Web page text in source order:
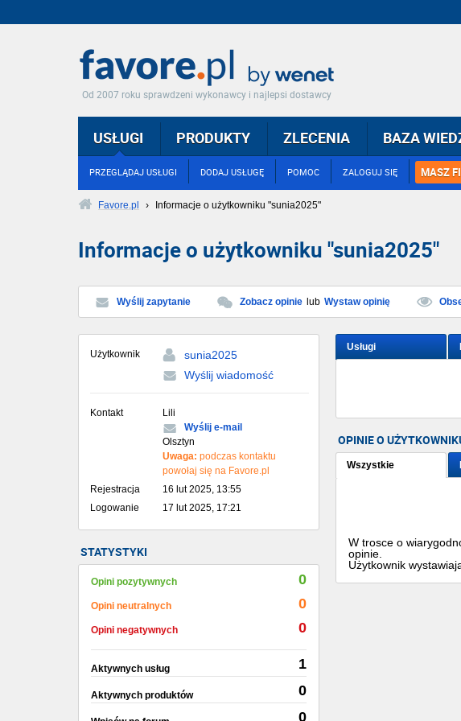
Od 2007 roku sprawdzeni wykonawcy i najlepsi dostawcy
USŁUGI
PRZEGLĄDAJ USŁUGI DODAJ USŁUGĘ POMOC ZALOGUJ SIĘ MASZ
PRODUKTY ZLECENIA BAZA
Favore.pl › Informacje o użytkowniku "sunia2025"
Informacje o użytkowniku "sunia2025"
Wyślij zapytanie Zobacz opinie lub Wystaw opinię
Użytkownik
sunia2025
Wyślij wiadomość
Kontakt
Lili
Wyślij e-mail
Olsztyn
Uwaga: podczas kontaktu
powołaj się na Favore.pl
Rejestracja
16 lut 2025, 13:55
Logowanie
17 lut 2025, 17:21
STATYSTYKI
Opini pozytywnych 0
Opini neutralnych 0
Opini negatywnych 0
Aktywnych usług 1
Aktywnych produktów 0
0
Usługi
OPINIE O
Wszystkie
W trosce o
opinie.
Użytkownik